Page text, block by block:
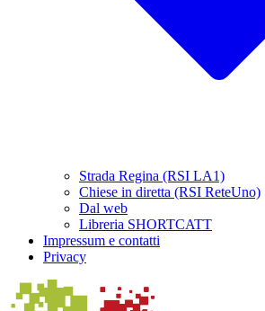
Strada Regina (RSI LA1)
Chiese in diretta (RSI ReteUno)
Dal web
Libreria SHORTCATT
Impressum e contatti
Privacy